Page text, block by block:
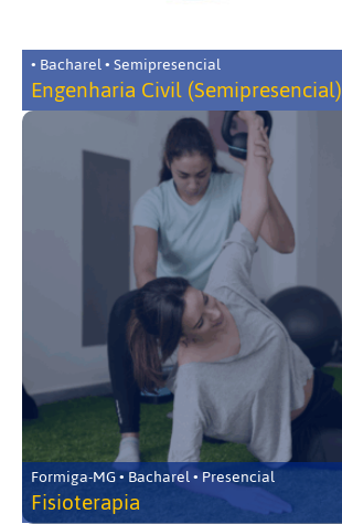
• Bacharel • Semipresencial
Engenharia Civil (Semipresencial)
Formiga-MG • Bacharel • Presencial
Fisioterapia